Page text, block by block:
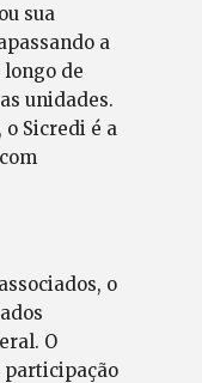
sua
a
longo de
unidades.
Sicredi é a
o
O
participação